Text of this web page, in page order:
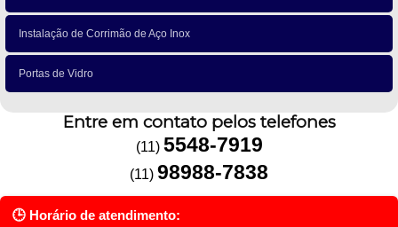
Instalação de Corrimão de Aço Inox
Portas de Vidro
Entre em contato pelos telefones
(11) 5548-7919
(11) 98988-7838